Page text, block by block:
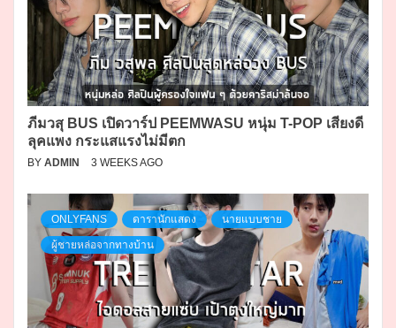
ภีมวสุ BUS เปิดวาร์ป PEEMWASU หนุ่ม T-POP เสียงดี
ลุคแพง กระแสแรงไม่มีตก
BY ADMIN 3 WEEKS AGO
ONLYFANS ดารานักแสดง นายแบบชาย
ผู้ชายหล่อจากทางบ้าน